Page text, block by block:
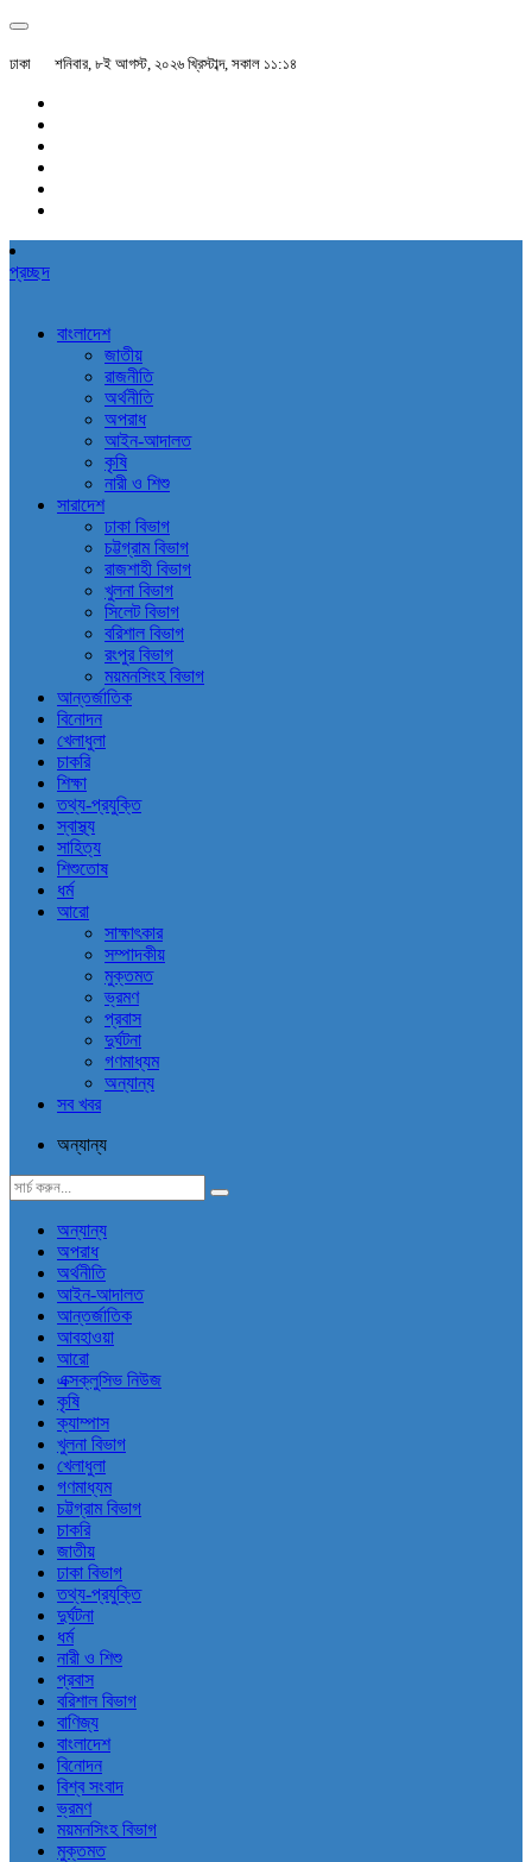
ঢাকা শনিবার, ৮ই আগস্ট, ২০২৬ খ্রিস্টাব্দ, সকাল ১১:১৪
প্রচ্ছদ
বাংলাদেশ
জাতীয়
রাজনীতি
অর্থনীতি
অপরাধ
আইন-আদালত
কৃষি
নারী ও শিশু
সারাদেশ
ঢাকা বিভাগ
চট্টগ্রাম বিভাগ
রাজশাহী বিভাগ
খুলনা বিভাগ
সিলেট বিভাগ
বরিশাল বিভাগ
রংপুর বিভাগ
ময়মনসিংহ বিভাগ
আন্তর্জাতিক
বিনোদন
খেলাধুলা
চাকরি
শিক্ষা
তথ্য-প্রযুক্তি
স্বাস্থ্য
সাহিত্য
শিশুতোষ
ধর্ম
আরো
সাক্ষাৎকার
সম্পাদকীয়
মুক্তমত
ভ্রমণ
প্রবাস
দুর্ঘটনা
গণমাধ্যম
অন্যান্য
সব খবর
অন্যান্য
অন্যান্য
অপরাধ
অর্থনীতি
আইন-আদালত
আন্তর্জাতিক
আবহাওয়া
আরো
এক্সক্লুসিভ নিউজ
কৃষি
ক্যাম্পাস
খুলনা বিভাগ
খেলাধুলা
গণমাধ্যম
চট্টগ্রাম বিভাগ
চাকরি
জাতীয়
ঢাকা বিভাগ
তথ্য-প্রযুক্তি
দুর্ঘটনা
ধর্ম
নারী ও শিশু
প্রবাস
বরিশাল বিভাগ
বাণিজ্য
বাংলাদেশ
বিনোদন
বিশ্ব সংবাদ
ভ্রমণ
ময়মনসিংহ বিভাগ
মুক্তমত